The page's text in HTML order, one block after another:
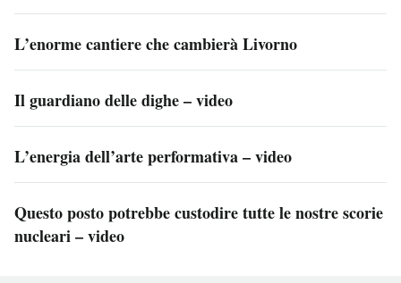
L’enorme cantiere che cambierà Livorno
Il guardiano delle dighe – video
L’energia dell’arte performativa – video
Questo posto potrebbe custodire tutte le nostre scorie
nucleari – video